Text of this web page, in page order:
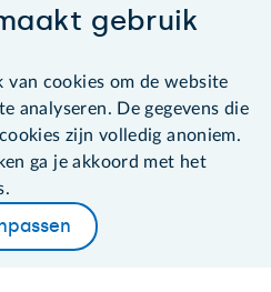
Woordenboek
voor u.
gebruik
van cookies om de website
analyseren. De gegevens die
zijn volledig anoniem.
ga je akkoord met het